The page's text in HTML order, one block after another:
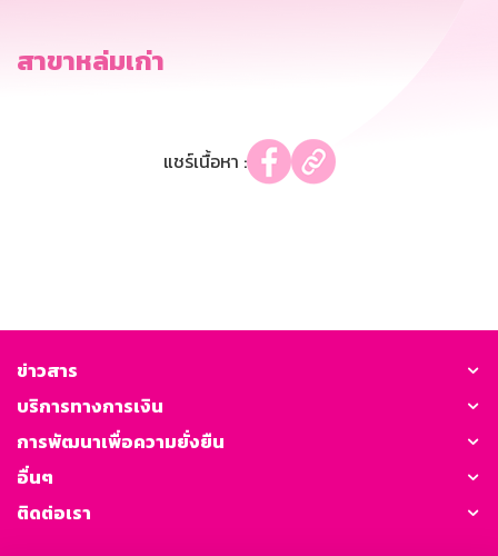
สาขาหล่มเก่า
แชร์เนื้อหา :
ข่าวสาร
บริการทางการเงิน
การพัฒนาเพื่อความยั่งยืน
อื่นๆ
ติดต่อเรา